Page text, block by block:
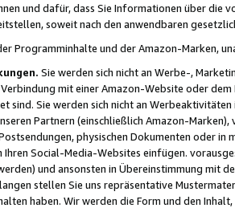
und dafür, dass Sie Informationen über die
soweit nach den anwendbaren
Programminhalte und der Amazon-Marken,
Sie werden sich nicht an Werbe-,
mit einer Amazon-Website oder
sind. Sie werden sich nicht an
Partnern (einschließlich Amazon-
physischen Dokumenten oder in
Ihren Social-Media-Websites einfügen.
und ansonsten in Übereinstimmung mit
stellen Sie uns repräsentative
haben. Wir werden die Form und den